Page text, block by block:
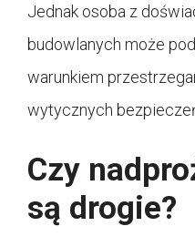
Jednak osoba z
budowlanych może
warunkiem
wytycznych
Czy
są drogie?